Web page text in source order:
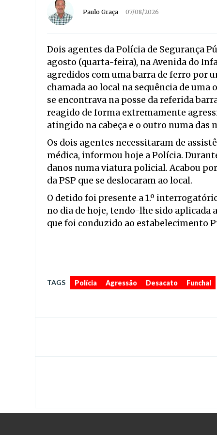
Paulo Graça 07/08/2026
Dois agentes da Polícia de Segurança
agosto (quarta-feira), na Avenida do
agredidos com uma barra de ferro por
chamada ao local na sequência de
se encontrava na posse da referida
reagido de forma extremamente
atingido na cabeça e o outro numa das
Os dois agentes necessitaram de
médica, informou hoje a Polícia.
danos numa viatura policial. Acabou
da PSP que se deslocaram ao local.
O detido foi presente a 1.º
no dia de hoje, tendo-lhe sido aplicada
que foi conduzido ao estabelecimento
TAGS Polícia Agressão Desacato Funchal